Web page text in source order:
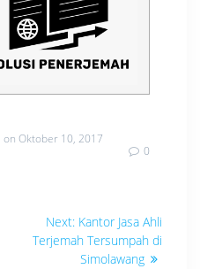
on Oktober 10, 2017
0
Next: Next
post:
Kantor Jasa Ahli
Terjemah Tersumpah di
Simolawang